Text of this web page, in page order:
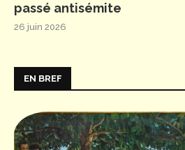
passé antisémite
26 juin 2026
EN BREF